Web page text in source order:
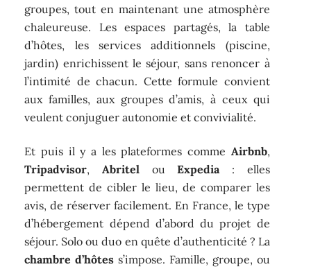
groupes, tout en maintenant une atmosphère
chaleureuse. Les espaces partagés, la table
d’hôtes, les services additionnels (piscine,
jardin) enrichissent le séjour, sans renoncer à
l’intimité de chacun. Cette formule convient
aux familles, aux groupes d’amis, à ceux qui
veulent conjuguer autonomie et convivialité.
Et puis il y a les plateformes comme Airbnb,
Tripadvisor,Abritel ouExpedia : elles
permettent de cibler le lieu, de comparer les
avis, de réserver facilement. En France, le type
d’hébergement dépend d’abord du projet de
séjour. Solo ou duo en quête d’authenticité ? La
chambre d’hôtes s’impose. Famille, groupe, ou